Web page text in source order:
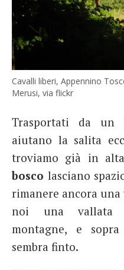
Cavalli liberi, Appennino
Merusi, via flickr
Trasportati da un
aiutano la salita
troviamo già in
bosco lasciano
rimanere ancora
noi una vallata
montagne, e
sembra finto.